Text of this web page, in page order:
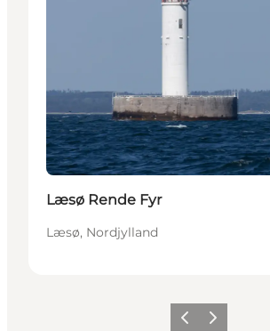
Læsø Rende Fyr
Læsø, Nordjylland
Forrige billede
Næste billede